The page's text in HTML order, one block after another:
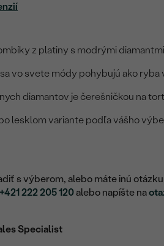
z platiny s modrými diamantmi
vo svete módy pohybujú ako ryba
diamantov je čerešničkou na
lesklom variante podľa vášho
s výberom, alebo máte inú
+421 222 205 120alebo napíšte na
Specialist